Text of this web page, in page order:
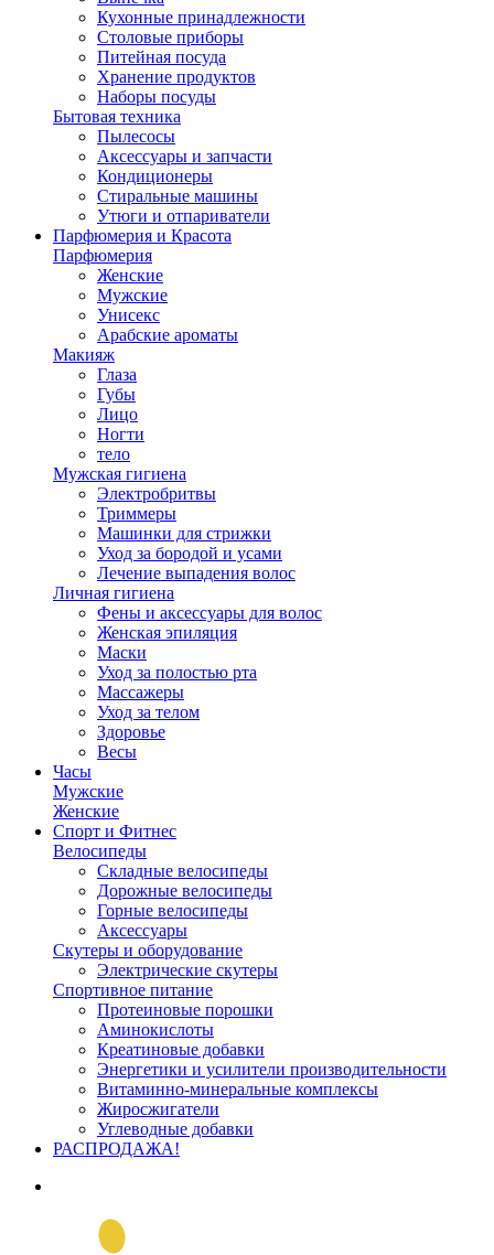
Кухонные принадлежности
Столовые приборы
Питейная посуда
Хранение продуктов
Наборы посуды
Бытовая техника
Пылесосы
Аксессуары и запчасти
Кондиционеры
Стиральные машины
Утюги и отпариватели
Парфюмерия и Красота
Парфюмерия
Женские
Мужские
Унисекс
Арабские ароматы
Макияж
Глаза
Губы
Лицо
Ногти
тело
Мужская гигиена
Электробритвы
Триммеры
Машинки для стрижки
Уход за бородой и усами
Лечение выпадения волос
Личная гигиена
Фены и аксессуары для волос
Женская эпиляция
Маски
Уход за полостью рта
Массажеры
Уход за телом
Здоровье
Весы
Часы
Мужские
Женские
Спорт и Фитнес
Велосипеды
Складные велосипеды
Дорожные велосипеды
Горные велосипеды
Аксессуары
Скутеры и оборудование
Электрические скутеры
Спортивное питание
Протеиновые порошки
Аминокислоты
Креатиновые добавки
Энергетики и усилители производительности
Витаминно-минеральные комплексы
Жиросжигатели
Углеводные добавки
РАСПРОДАЖА!